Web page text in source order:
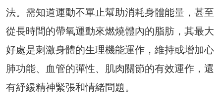
法。需知道運動不單止幫助消耗身體能量，甚至
從長時間的帶氧運動來燃燒體內的脂肪，其最大
好處是刺激身體的生理機能運作，維持或增加心
肺功能、血管的彈性、肌肉關節的有效運作，還
有紓緩精神緊張和情緒問題。